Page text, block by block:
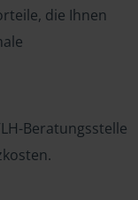
die Ihnen
Beratungsstelle